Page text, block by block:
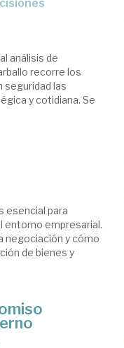
análisis de
recorre los
seguridad las
y cotidiana. Se
esencial para
entorno empresarial.
negociación y cómo
de bienes y